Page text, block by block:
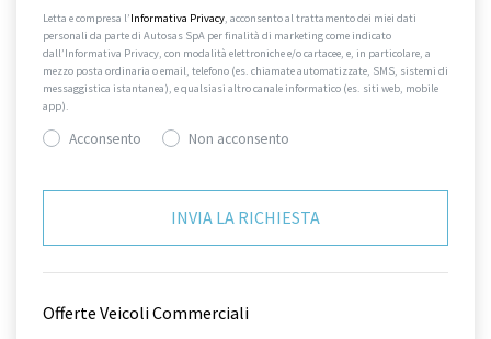
Letta e compresa l’Informativa Privacy, acconsento al trattamento dei miei dati
personali da parte di Autosas SpA per finalità di marketing come indicato
dall’Informativa Privacy, con modalità elettroniche e/o cartacee, e, in particolare, a
mezzo posta ordinaria o email, telefono (es. chiamate automatizzate, SMS, sistemi di
messaggistica istantanea), e qualsiasi altro canale informatico (es. siti web, mobile
app).
Acconsento Non acconsento
Offerte Veicoli Commerciali